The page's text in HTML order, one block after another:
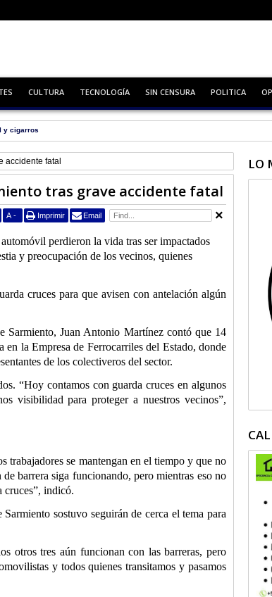
CULTURA TECNOLOGÍA SIN CENSURA POLITICA
y cigarros
accidente fatal
tras grave accidente fatal
A - Imprimir Email
perdieron la vida tras ser impactados
y preocupación de los vecinos, quienes
cruces para que avisen con antelación algún
Sarmiento, Juan Antonio Martínez contó que 14
en la Empresa de Ferrocarriles del Estado, donde
de los colectiveros del sector.
“Hoy contamos con guarda cruces en algunos
visibilidad para proteger a nuestros vecinos”,
trabajadores se mantengan en el tiempo y que no
barrera siga funcionando, pero mientras eso no
cruces”, indicó.
sostuvo seguirán de cerca el tema para
otros tres aún funcionan con las barreras, pero
y todos quienes transitamos y pasamos
LO